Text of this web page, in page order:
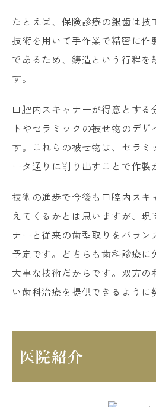
たとえば、保険診療の銀歯は技
技術を用いて手作業で精密に作
であるため、鋳造という行程を
す。
口腔内スキャナーが得意とする
トやセラミックの被せ物のデ
す。これらの被せ物は、セラミ
ータ通りに削り出すことで作製
技術の進歩で今後も口腔内スキ
えてくるかとは思いますが、現
ナーと従来の歯型取りをバラン
予定です。どちらも歯科診療に
大事な技術だからです。双方の
い歯科治療を提供できるように
医院紹介